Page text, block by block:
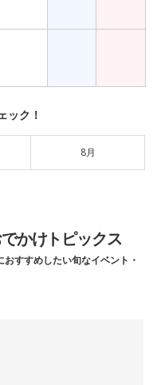
ック！
8月
かけトピックス
すすめしたい旬なイベント・